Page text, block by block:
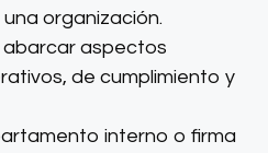
organización.
abarcar aspectos
de cumplimiento y
interno o firma